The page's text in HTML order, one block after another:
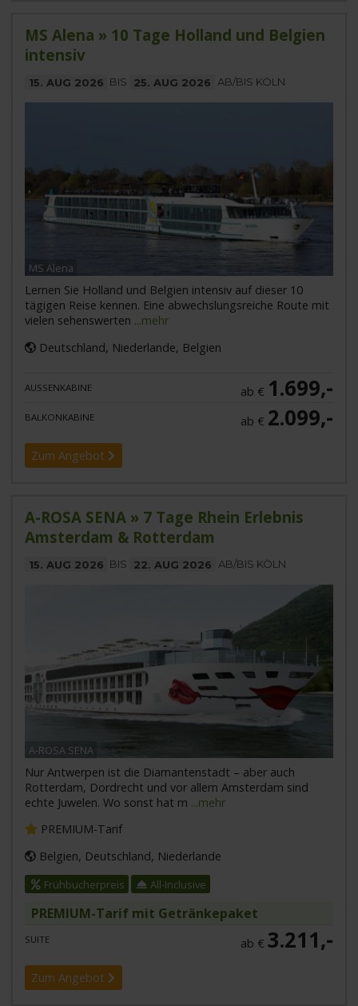
MS Alena » 10 Tage Holland und Belgien
intensiv
15. AUG 2026 BIS 25. AUG 2026 AB/BIS KÖLN
MS Alena
Lernen Sie Holland und Belgien intensiv auf dieser 10
tägigen Reise kennen. Eine abwechslungsreiche Route mit
vielen sehenswerten ...mehr
Deutschland, Niederlande, Belgien
AUSSENKABINE ab € 1.699,-
BALKONKABINE ab € 2.099,-
Zum Angebot
A-ROSA SENA » 7 Tage Rhein Erlebnis
Amsterdam & Rotterdam
15. AUG 2026 BIS 22. AUG 2026 AB/BIS KÖLN
A-ROSA SENA
Nur Antwerpen ist die Diamantenstadt – aber auch
Rotterdam, Dordrecht und vor allem Amsterdam sind
echte Juwelen. Wo sonst hat m ...mehr
PREMIUM-Tarif
Belgien, Deutschland, Niederlande
Frühbucherpreis All-Inclusive
PREMIUM-Tarif mit Getränkepaket
SUITE ab €3.211,-
Zum Angebot